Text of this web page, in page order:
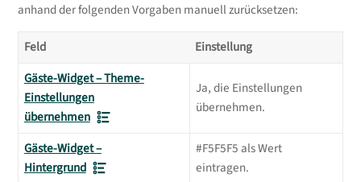
anhand der folgenden Vorgaben manuell zurücksetzen:
Feld
Einstellung
Gäste-Widget – Theme-
Einstellungen
übernehmen
Ja, die Einstellungen
übernehmen.
Gäste-Widget –
Hintergrund
#F5F5F5 als Wert
eintragen.